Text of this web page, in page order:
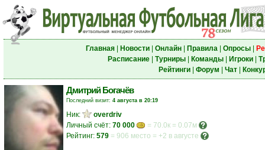
Главная| Новости| Онлайн| Правила| Опросы|
Расписание| Турниры| Команды| Игроки|
Рейтинги| Форум Чат|
Дмитрий Богачёв
Последний визит: 4 августа в 20:19
Ник:
overdriv
Личный счёт: 70 000
= 70.0к = 0.07м
Рейтинг: 579 = 906 место = +2 в августе